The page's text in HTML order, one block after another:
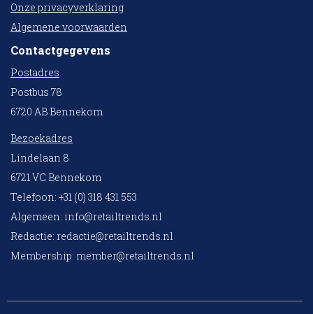
Onze privacyverklaring
Algemene voorwaarden
Contactgegevens
Postadres
Postbus 78
6720 AB Bennekom
Bezoekadres
Lindelaan 8
6721 VC Bennekom
Telefoon: +31 (0) 318 431 553
Algemeen: info@retailtrends.nl
Redactie: redactie@retailtrends.nl
Membership: member@retailtrends.nl